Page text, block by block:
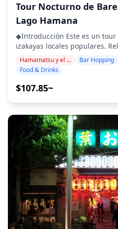
pueden reducirse. ・Si se
de la sesión 3 días antes de la
llueve inesperadamente el día
opciones disponibles: (1)
(2) cambiar la ubicación o (3)
(https://assets.hldycdn.com/
![]
(https://assets.hldycdn.com/
![]
(https://assets.hldycdn.com/
![]
(https://assets.hldycdn.com/
(https://assets.hldycdn.com/
![]
(https://assets.hldycdn.com/
(https://assets.hldycdn.com/
(https://assets.hldycdn.com/
![]
(https://assets.hldycdn.com/
**Qué está incluido** ・
Tour Nocturno de
Lago Hamana
◆Introducción Este es un tour
izakayas locales populares.
comida y bebidas regionales
trae efectivo contigo y
・Elige tu área preferida: área
todas las áreas) ・Disfruta
guía amigable, incluso en
no se hable inglés ・El tour
garantiza una experiencia
◆Incluido ・Alrededor de 6
platos de izakaya y
lugares, como puestos de
junto con un guía local ◆No Incluido ・Recogida y
regreso al hotel ・Propinas
Bebidas o comidas
del tour ・Gastos personales o
Adicional ・El número
este tour es de 8. ・Los
Hamamatsu y el lago Hamana Bar Hopping
Food & Drinks
$107.85~